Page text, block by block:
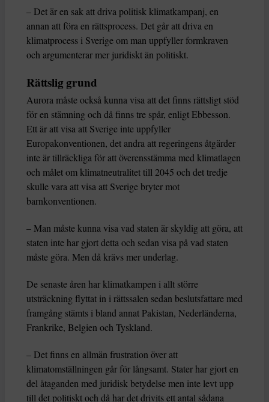
– Det är en sak att driva politisk klimatkampanj, en
annan att föra en rättsprocess. Det går att driva en
klimatprocess i Sverige om man uppfyller formkraven
och argumenterar mer juridiskt än politiskt.
Rättslig grund
Aurora måste också kunna visa att det finns rättsligt stöd
för en stämning och då finns tre spår, enligt Ebbesson.
Ett är att visa att Sverige inte uppfyller
Europakonventionen, det andra att regeringens åtgärder
inte är tillräckliga för att överensstämma med klimatlagen
och målet om klimatneutralitet till 2045 och det tredje
skulle vara att visa att Sverige bryter mot
barnkonventionen.
– Man måste kunna visa vad staten är skyldig att göra, att
staten inte har gjort detta och sedan visa på vad staten
måste göra. Men då krävs mer underlag.
De senaste åren har klimatkampen i allt större
utsträckning flyttat in i rättssalen sedan beslutsfattare med
framgång stämts i bland annat Pakistan, Nederländerna,
Frankrike, Belgien och Tyskland.
– Det finns en allmän frustration över att
klimatomställningen går för långsamt. Stater har gjort en
del åtaganden med juridisk betydelse men inte levt upp
till det politiskt och då har det drivits ett antal sådana